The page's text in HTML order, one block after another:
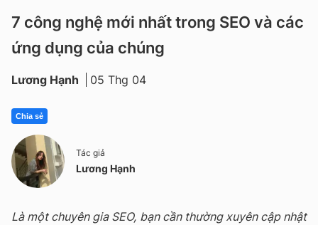
7 công nghệ mới nhất trong SEO và các
ứng dụng của chúng
Lương Hạnh 05 Thg 04
Chia sẻ
Tác giả
Lương Hạnh
Là một chuyên gia SEO, bạn cần thường xuyên cập nhật